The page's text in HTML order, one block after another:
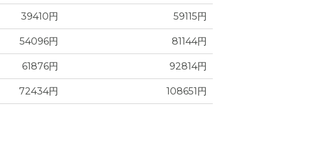
39410円 59115円
54096円 81144円
61876円 92814円
72434円 108651円